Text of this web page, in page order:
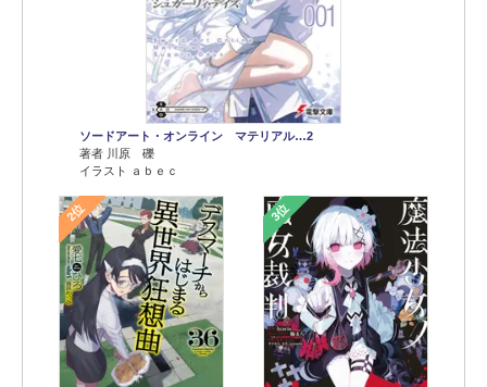
ソードアート・オンライン マテリアル…2
著者 川原 礫
イラスト ａｂｅｃ
2位 3位